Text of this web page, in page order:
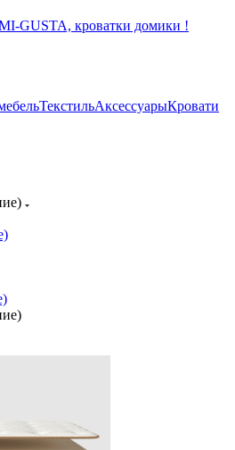
GUSTA, кроватки домики !
ТекстильАксессуарыКровати